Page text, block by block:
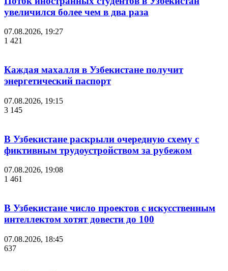
увеличился более чем в два раза
07.08.2026, 19:27
1 421
Каждая махалля в Узбекистане получит
энергетический паспорт
07.08.2026, 19:15
3 145
В Узбекистане раскрыли очередную схему с
фиктивным трудоустройством за рубежом
07.08.2026, 19:08
1 461
В Узбекистане число проектов с искусственным
интеллектом хотят довести до 100
07.08.2026, 18:45
637